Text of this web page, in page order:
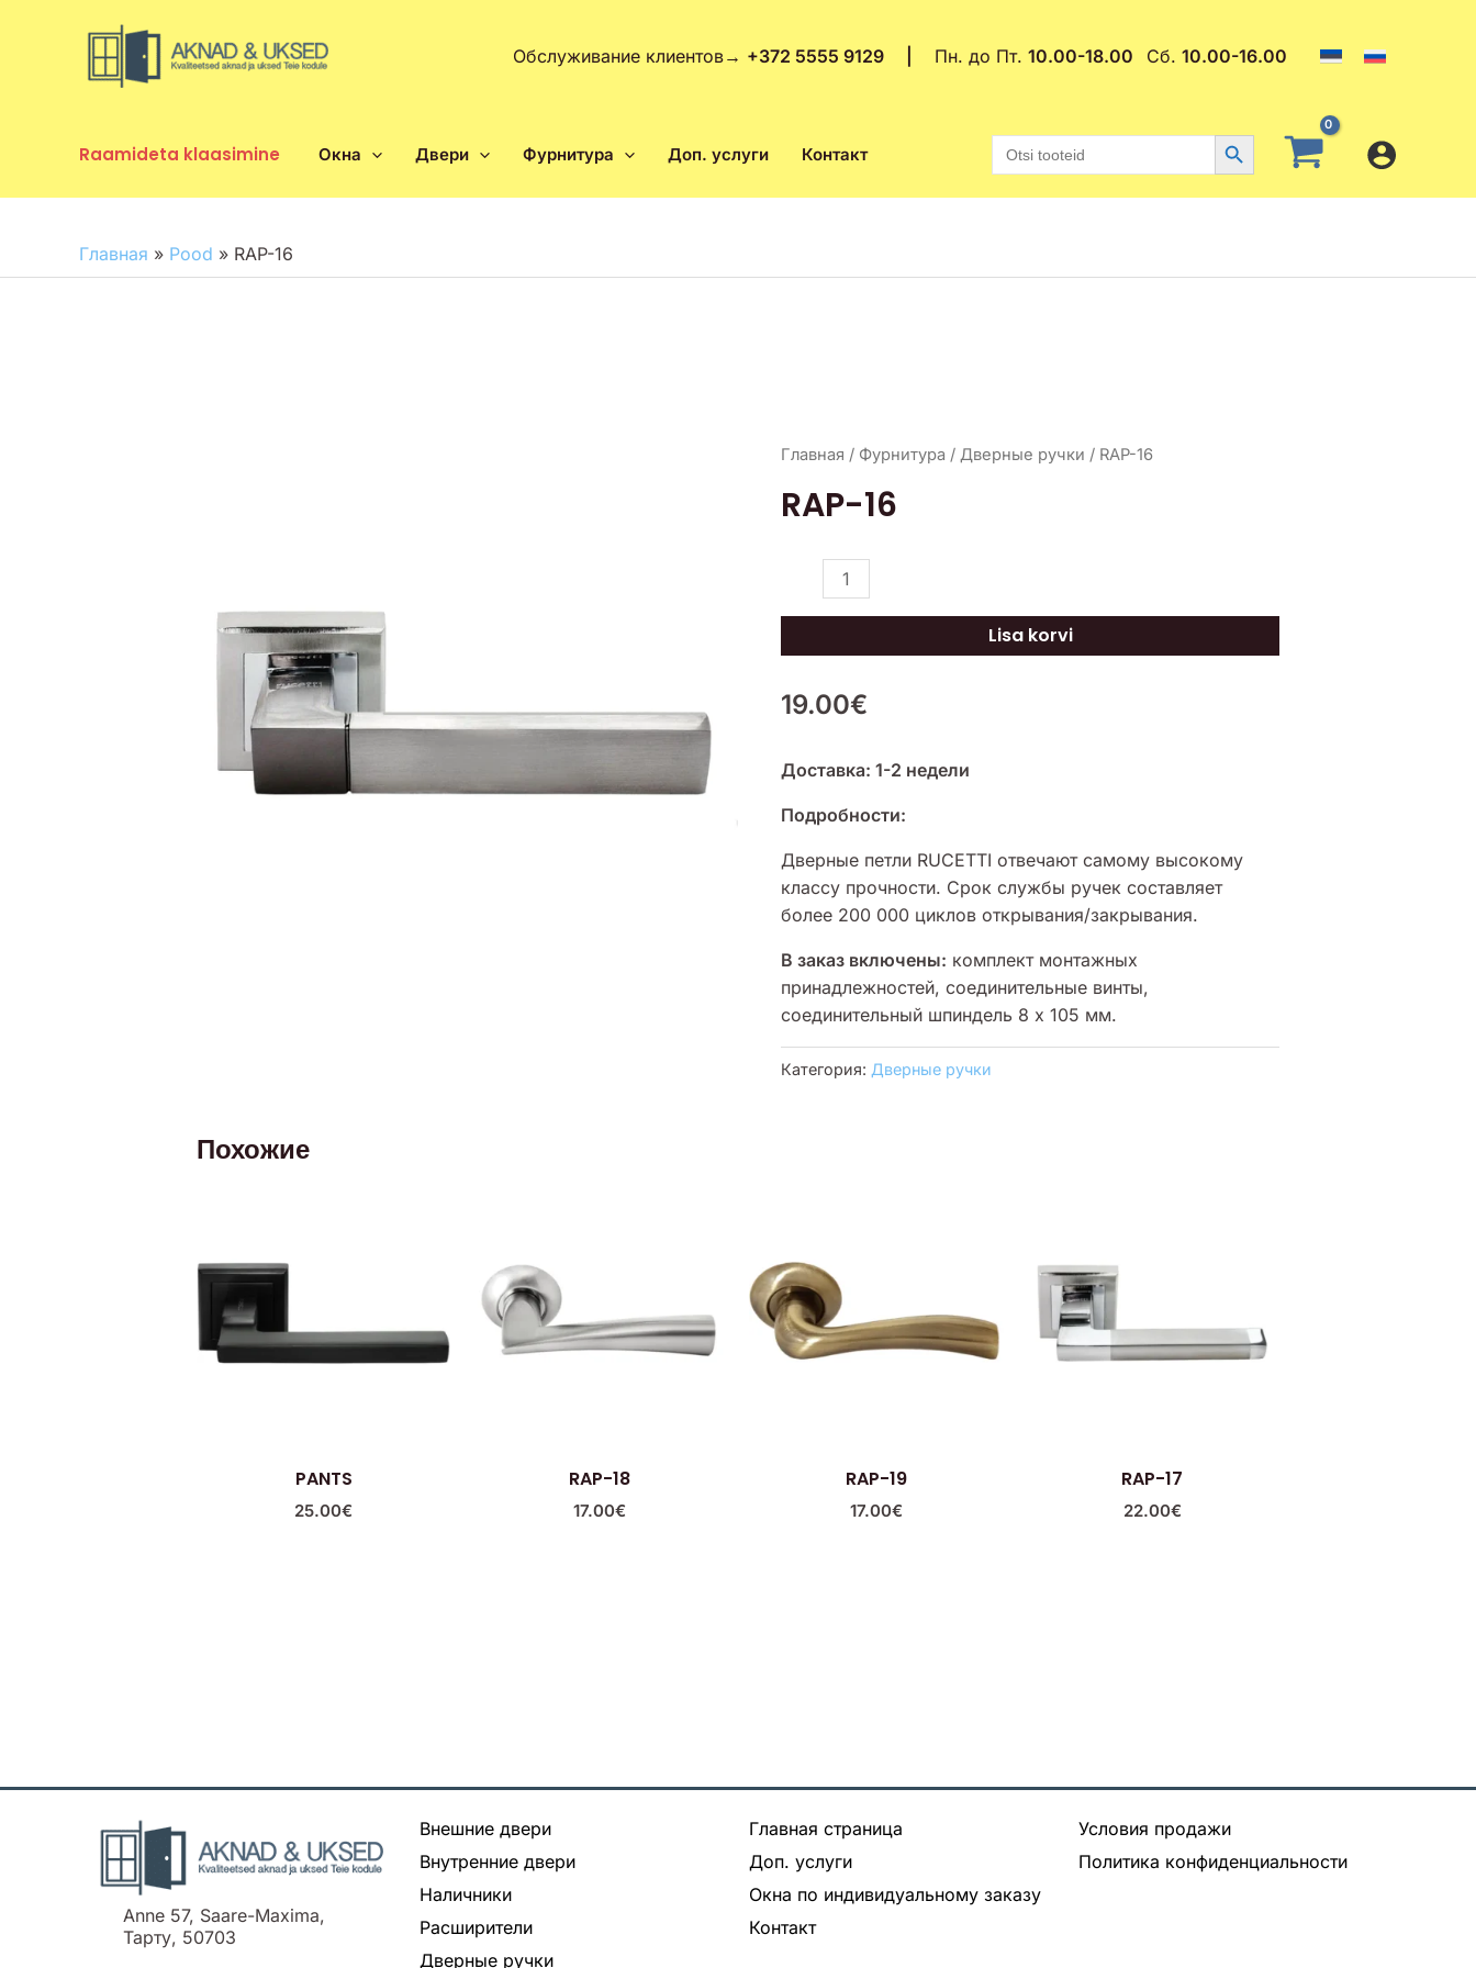
Обслуживание клиентов→ +372 5555 9129 | Пн. до Пт. 10.00-18.00 Сб. 10.00-16.00
Raamideta klaasimine Окна Двери Фурнитура Доп. услуги Контакт
Search
for:
Search Button
Главная » Pood » RAP-16
Главная / Фурнитура /Дверные ручки / RAP-16
RAP-16
19.00€
Количество
RAP-
Lisa korvi
Доставка: 1-2 недели
Подробности:
Дверные петли RUCETTI отвечают самому высокому
классу прочности. Срок службы ручек составляет
более 200 000 циклов открывания/закрывания.
В заказ включены: комплект монтажных
принадлежностей, соединительные винты,
соединительный шпиндель 8 x 105 мм.
Категория:Дверные ручки
Похожие
PANTS
25.00€
RAP-18
17.00€
RAP-19
17.00€
RAP-17
22.00€
Anne 57, Saare-Maxima,
Тарту, 50703
Внешние двери
Внутренние двери
Наличники
Расширители
Дверные ручки
Главная страница
Доп. услуги
Окна по индивидуальному заказу
Контакт
Условия продажи
Политика конфиденциальности